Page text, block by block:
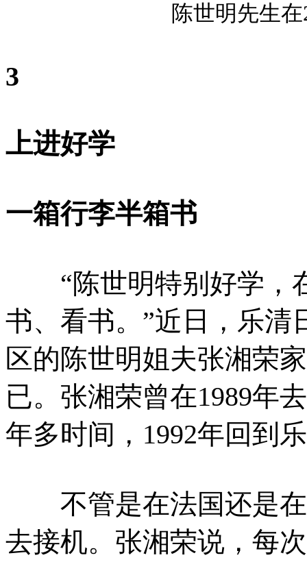
陈世明先生
3
上进好学
一箱行李半箱书
“陈世明特别好学，
书、看书。”近日，乐清
区的陈世明姐夫张湘荣
已。张湘荣曾在1989年
年多时间，1992年回到
不管是在法国还是在
去接机。张湘荣说，每